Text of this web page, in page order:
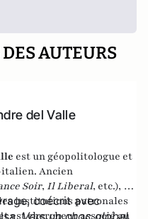
AUTEURS
del Valle
est un géopolitologue et
Ancien
Soir, Il Liberal, etc.), il
institutions patronales
est chercheur associé au
coécrit avec